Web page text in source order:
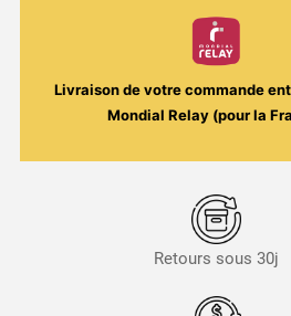
Livraison de votre commande
Mondial Relay (pour la
Retours sous 30j